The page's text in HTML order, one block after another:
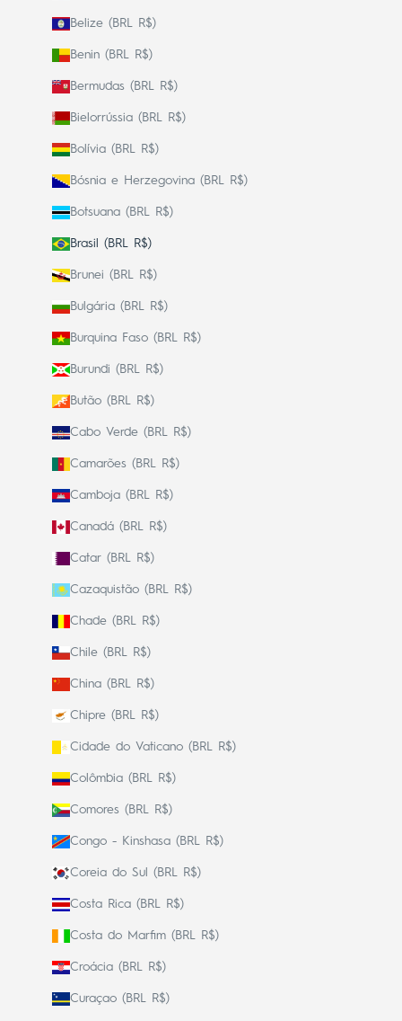
Belize (BRL R$)
Benin (BRL R$)
Bermudas (BRL R$)
Bielorrússia (BRL R$)
Bolívia (BRL R$)
Bósnia e Herzegovina (BRL R$)
Botsuana (BRL R$)
Brasil (BRL R$)
Brunei (BRL R$)
Bulgária (BRL R$)
Burquina Faso (BRL R$)
Burundi (BRL R$)
Butão (BRL R$)
Cabo Verde (BRL R$)
Camarões (BRL R$)
Camboja (BRL R$)
Canadá (BRL R$)
Catar (BRL R$)
Cazaquistão (BRL R$)
Chade (BRL R$)
Chile (BRL R$)
China (BRL R$)
Chipre (BRL R$)
Cidade do Vaticano (BRL R$)
Colômbia (BRL R$)
Comores (BRL R$)
Congo - Kinshasa (BRL R$)
Coreia do Sul (BRL R$)
Costa Rica (BRL R$)
Costa do Marfim (BRL R$)
Croácia (BRL R$)
Curaçao (BRL R$)